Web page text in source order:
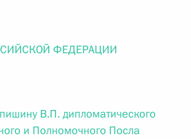
ФЕДЕРАЦИИ
В.П. дипломатического
и Полномочного Посла